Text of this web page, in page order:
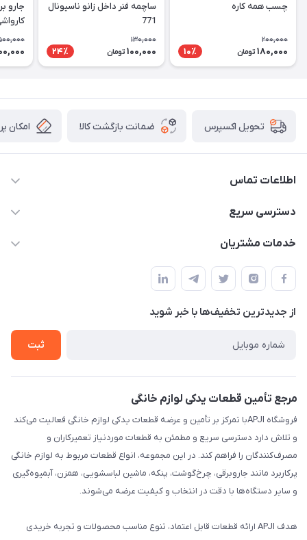
چسب همه کاره
200,000
180,000 تومان 10٪
ساچمه فنر داخل زانو ناسیونال
771
130,000
100,000 تومان 24٪
جارو
تحویل اکسپرس ضمانت بازگشت کالا امکان
اطلاعات تماس
09106753413
دسترسی سریع
حساب کاربری
لیست محصولات
درباره ما
خدمات مشتریان
قوانین و مقررات
حریم خصوصی
راهنما
از جدید‌ترین تخفیف‌ها با‌ خبر شوید
ثبت
مرجع تأمین قطعات یدکی لوازم خانگی
فروشگاه APJIبا تمرکز بر تأمین و عرضه قطعات یدکی لوازم خانگی فعالیت می‌کند
و تلاش دارد دسترسی سریع و مطمئن به قطعات موردنیاز تعمیرکاران و
مصرف‌کنندگان را فراهم کند. در این مجموعه، انواع قطعات مربوط به لوازم خانگی
پرکاربرد مانند جاروبرقی، چرخ‌گوشت، پنکه، ماشین لباسشویی، همزن، آبمیوه‌گیری
و سایر دستگاه‌ها با دقت در انتخاب و کیفیت عرضه می‌شوند.
هدف APJI ارائه قطعات قابل اعتماد، تنوع مناسب محصولات و تجربه خریدی